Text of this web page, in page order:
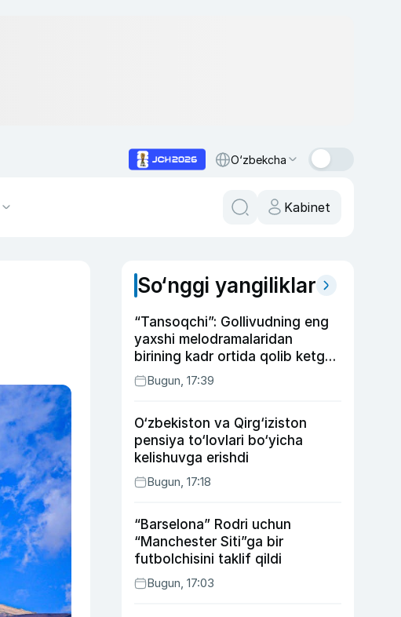
O‘zbekcha
Kabinet
So‘nggi yangiliklar
“Tansoqchi”: Gollivudning eng
yaxshi melodramalaridan
birining kadr ortida qolib ketgan
voqealari
Bugun, 17:39
O‘zbekiston va Qirg‘iziston
pensiya to‘lovlari bo‘yicha
kelishuvga erishdi
Bugun, 17:18
“Barselona” Rodri uchun
“Manchester Siti”ga bir
futbolchisini taklif qildi
Bugun, 17:03